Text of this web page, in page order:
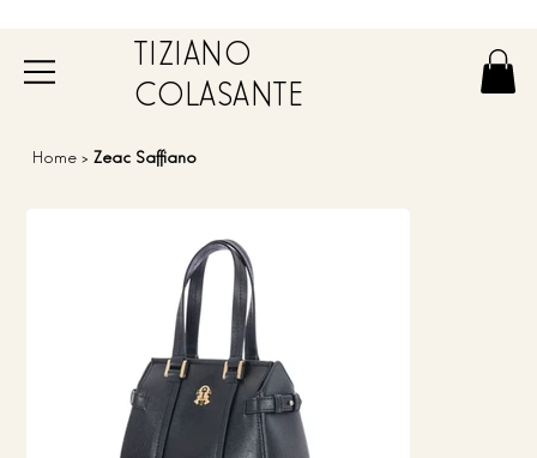
TIZIANO
COLASANTE
Home > Zeac Saffiano